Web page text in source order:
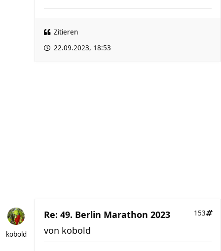
Zitieren
22.09.2023, 18:53
kobold
Re: 49. Berlin Marathon 2023 153
von kobold